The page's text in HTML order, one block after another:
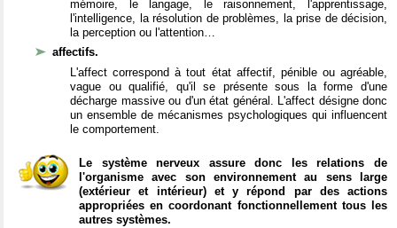
mémoire, le langage, le raisonnement, l'apprentissage,
l'intelligence, la résolution de problèmes, la prise de décision,
la perception ou l'attention…
affectifs.
L'affect correspond à tout état affectif, pénible ou agréable,
vague ou qualifié, qu'il se présente sous la forme d'une
décharge massive ou d'un état général. L'affect désigne donc
un ensemble de mécanismes psychologiques qui influencent
le comportement.
Le système nerveux assure donc les relations de
l'organisme avec son environnement au sens large
(extérieur et intérieur) et y répond par des actions
appropriées en coordonant fonctionnellement tous les
autres systèmes.